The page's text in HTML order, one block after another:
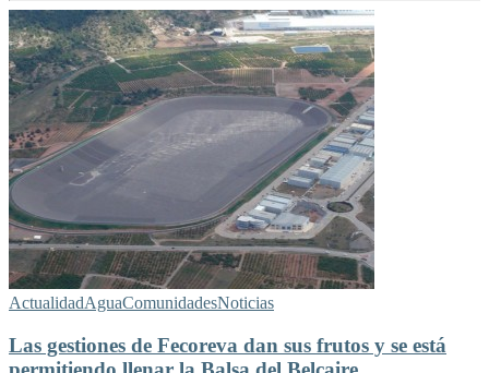
ActualidadAguaComunidadesNoticias
Las gestiones de Fecoreva dan sus frutos y se está